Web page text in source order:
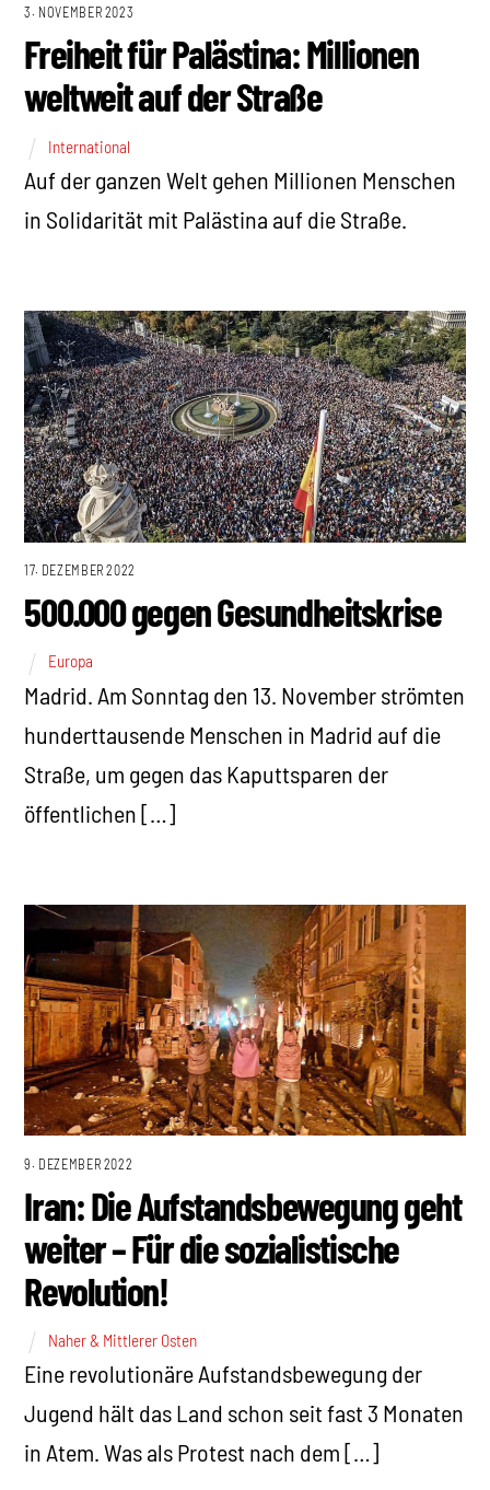
3. NOVEMBER 2023
Freiheit für Palästina: Millionen
weltweit auf der Straße
International
Auf der ganzen Welt gehen Millionen Menschen
in Solidarität mit Palästina auf die Straße.
17. DEZEMBER 2022
500.000 gegen Gesundheitskrise
Europa
Madrid. Am Sonntag den 13. November strömten
hunderttausende Menschen in Madrid auf die
Straße, um gegen das Kaputtsparen der
öffentlichen […]
9. DEZEMBER 2022
Iran: Die Aufstandsbewegung geht
weiter – Für die sozialistische
Revolution!
Naher & Mittlerer Osten
Eine revolutionäre Aufstandsbewegung der
Jugend hält das Land schon seit fast 3 Monaten
in Atem. Was als Protest nach dem […]